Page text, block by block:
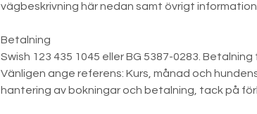
vägbeskrivning här nedan samt övrigt information i
Betalning
Swish 123 435 1045 eller BG 5387-0283.
Vänligen ange referens: Kurs, månad och
hantering av bokningar och betalning, tack på